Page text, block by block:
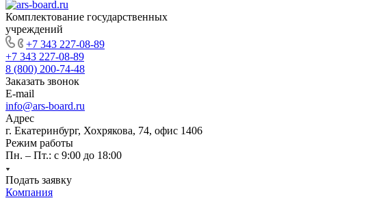
Комплектование государственных
учреждений
+7 343 227-08-89
+7 343 227-08-89
8 (800) 200-74-48
Заказать звонок
E-mail
info@ars-board.ru
Адрес
г. Екатеринбург, Хохрякова, 74, офис 1406
Режим работы
Пн. – Пт.: с 9:00 до 18:00
Подать заявку
Компания